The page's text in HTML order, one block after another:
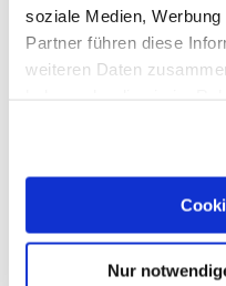
soziale Medien,
Partner führen diese
weiteren Daten
Cookies, wenn Sie
Nur
genommen haben. (Zum
Acrobat Reader, den Sie hier
genommen.
Datenschutz